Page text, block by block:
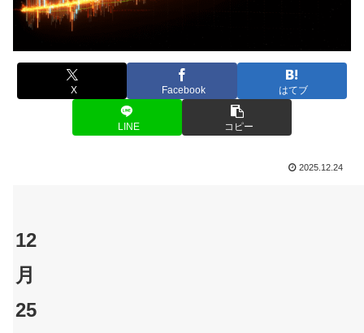
X Facebook はてブ
LINE コピー
2025.12.24
12
月
25